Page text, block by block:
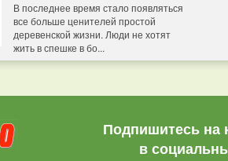
В последнее время стало появляться
все больше ценителей простой
деревенской жизни. Люди не хотят
жить в спешке в бо...
Подпишитесь на
в